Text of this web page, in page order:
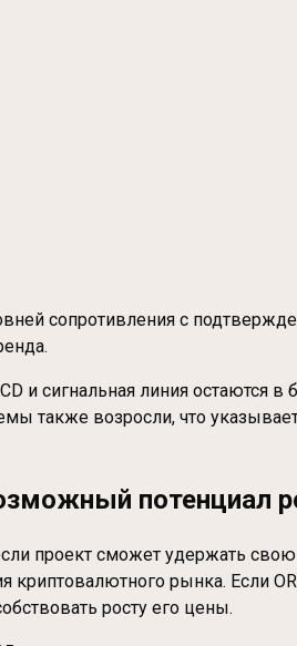
сопротивления с
сигнальная линия остаются в
также возросли, что
потенциал
проект сможет удержать
рынка. Если
росту его цены.